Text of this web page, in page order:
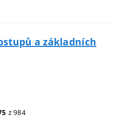
a základních
z 984